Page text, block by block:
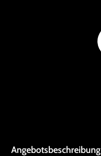
Angebotsbeschreibung